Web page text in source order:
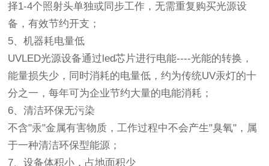
择1-4个照射头单独或同步工作，无需重复购买光源设
备，有效节约开支；
5、机器耗电量低
UVLED光源设备通过led芯片进行电能----光能的转换，
能量损失少，同时消耗的电量低，约为传统UV汞灯的十
分之一，每年可为企业节约大量的电能消耗；
6、清洁环保无污染
不含"汞"金属有害物质，工作过程中不会产生"臭氧"，属
于一种清洁环保型能源；
7、设备体积小，占地面积少